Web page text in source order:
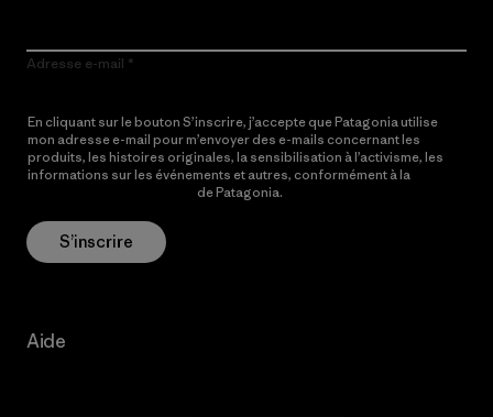
Adresse e-mail
En cliquant sur le bouton S’inscrire, j’accepte que Patagonia utilise
mon adresse e-mail pour m’envoyer des e-mails concernant les
produits, les histoires originales, la sensibilisation à l’activisme, les
informations sur les événements et autres, conformément à la
de Patagonia.
S’inscrire
Aide